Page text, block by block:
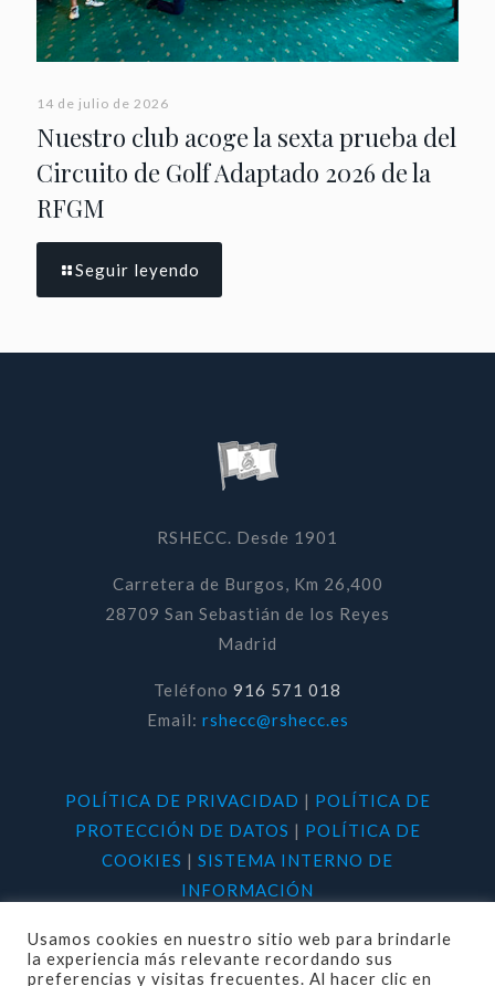
14 de julio de 2026
Nuestro club acoge la sexta prueba del
Circuito de Golf Adaptado 2026 de la
RFGM
Seguir leyendo
RSHECC. Desde 1901
Carretera de Burgos, Km 26,400
28709 San Sebastián de los Reyes
Madrid
Teléfono 916 571 018
Email: rshecc@rshecc.es
POLÍTICA DE PRIVACIDAD | POLÍTICA DE
PROTECCIÓN DE DATOS | POLÍTICA DE
COOKIES | SISTEMA INTERNO DE
INFORMACIÓN
Usamos cookies en nuestro sitio web para brindarle
la experiencia más relevante recordando sus
preferencias y visitas frecuentes. Al hacer clic en